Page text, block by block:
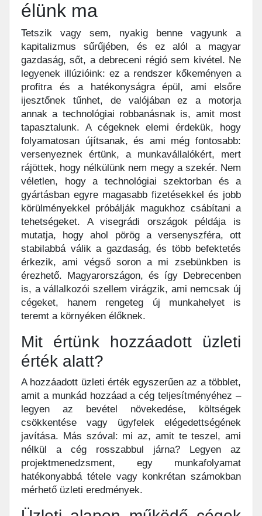
élünk ma
Tetszik vagy sem, nyakig benne vagyunk a
kapitalizmus sűrűjében, és ez alól a magyar
gazdaság, sőt, a debreceni régió sem kivétel. Ne
legyenek illúzióink: ez a rendszer kőkeményen a
profitra és a hatékonyságra épül, ami elsőre
ijesztőnek tűnhet, de valójában ez a motorja
annak a technológiai robbanásnak is, amit most
tapasztalunk. A cégeknek elemi érdekük, hogy
folyamatosan újítsanak, és ami még fontosabb:
versenyeznek értünk, a munkavállalókért, mert
rájöttek, hogy nélkülünk nem megy a szekér. Nem
véletlen, hogy a technológiai szektorban és a
gyártásban egyre magasabb fizetésekkel és jobb
körülményekkel próbálják magukhoz csábítani a
tehetségeket. A visegrádi országok példája is
mutatja, hogy ahol pörög a versenyszféra, ott
stabilabbá válik a gazdaság, és több befektetés
érkezik, ami végső soron a mi zsebünkben is
érezhető. Magyarországon, és így Debrecenben
is, a vállalkozói szellem virágzik, ami nemcsak új
cégeket, hanem rengeteg új munkahelyet is
teremt a környéken élőknek.
Mit értünk hozzáadott üzleti
érték alatt?
A hozzáadott üzleti érték egyszerűen az a többlet,
amit a munkád hozzáad a cég teljesítményéhez –
legyen az bevétel növekedése, költségek
csökkentése vagy ügyfelek elégedettségének
javítása. Más szóval: mi az, amit te teszel, ami
nélkül a cég rosszabbul járna? Legyen az
projektmenedzsment, egy munkafolyamat
hatékonyabbá tétele vagy konkrétan számokban
mérhető üzleti eredmények.